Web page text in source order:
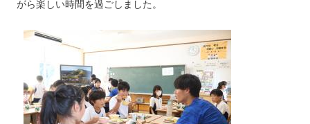
がら楽しい時間を過ごしました。